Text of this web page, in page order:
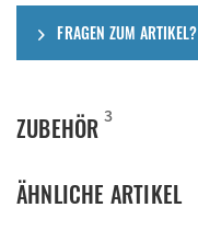
FRAGEN ZUM ARTIKEL?
ZUBEHÖR 3
ÄHNLICHE ARTIKEL